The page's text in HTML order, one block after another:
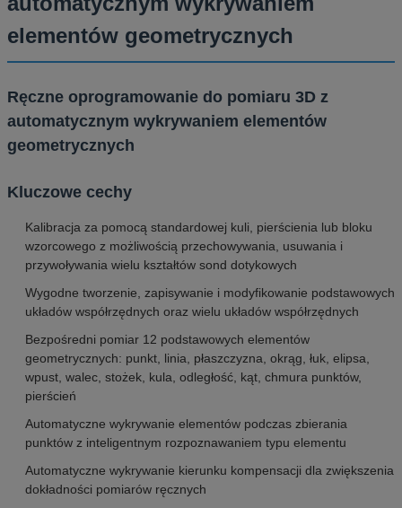
elementów geometrycznych
Ręczne oprogramowanie do pomiaru 3D z
automatycznym wykrywaniem elementów
geometrycznych
Kluczowe cechy
Kalibracja za pomocą standardowej kuli, pierścienia lub bloku
wzorcowego z możliwością przechowywania, usuwania i
przywoływania wielu kształtów sond dotykowych
Wygodne tworzenie, zapisywanie i modyfikowanie podstawowych
układów współrzędnych oraz wielu układów współrzędnych
Bezpośredni pomiar 12 podstawowych elementów
geometrycznych: punkt, linia, płaszczyzna, okrąg, łuk, elipsa,
wpust, walec, stożek, kula, odległość, kąt, chmura punktów,
pierścień
Automatyczne wykrywanie elementów podczas zbierania
punktów z inteligentnym rozpoznawaniem typu elementu
Automatyczne wykrywanie kierunku kompensacji dla zwiększenia
dokładności pomiarów ręcznych